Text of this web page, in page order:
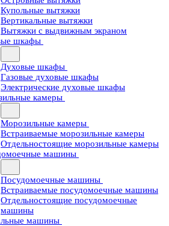
Купольные вытяжки
Вертикальные вытяжки
Вытяжки с выдвижным экраном
шкафы
Духовые шкафы
Газовые духовые шкафы
Электрические духовые шкафы
камеры
Морозильные камеры
Встраиваемые морозильные камеры
Отдельностоящие морозильные камеры
машины
Посудомоечные машины
Встраиваемые посудомоечные машины
Отдельностоящие посудомоечные
машины
машины